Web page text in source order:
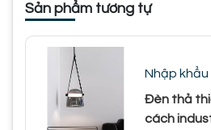
Sản phẩm tương tự
Nhập khẩu
Đèn thả
cách